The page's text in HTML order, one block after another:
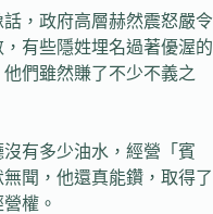
，政府高層赫然震怒嚴令
有些隱姓埋名過著優渥的
們雖然賺了不少不義之
有多少油水，經營「賓
聞，他還真能鑽，取得了
權。